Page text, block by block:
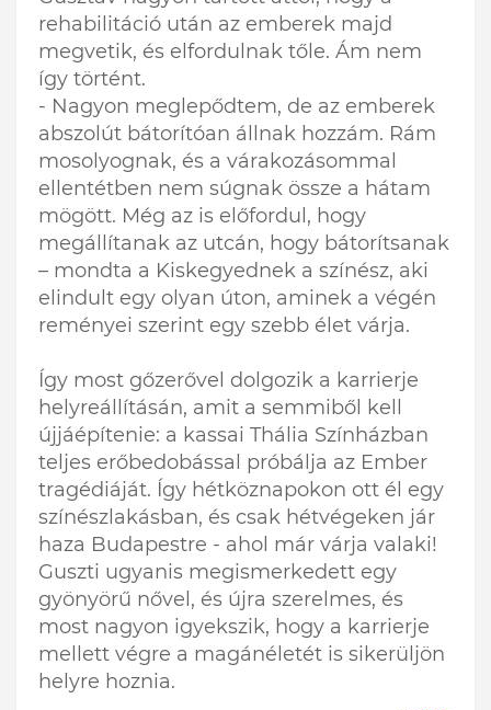
rehabilitáció után az emberek majd
megvetik, és elfordulnak tőle. Ám nem
így történt.
- Nagyon meglepődtem, de az emberek
abszolút bátorítóan állnak hozzám. Rám
mosolyognak, és a várakozásommal
ellentétben nem súgnak össze a hátam
mögött. Még az is előfordul, hogy
megállítanak az utcán, hogy bátorítsanak
– mondta a Kiskegyednek a színész, aki
elindult egy olyan úton, aminek a végén
reményei szerint egy szebb élet várja.
Így most gőzerővel dolgozik a karrierje
helyreállításán, amit a semmiből kell
újjáépítenie: a kassai Thália Színházban
teljes erőbedobással próbálja az Ember
tragédiáját. Így hétköznapokon ott él egy
színészlakásban, és csak hétvégeken jár
haza Budapestre - ahol már várja valaki!
Guszti ugyanis megismerkedett egy
gyönyörű nővel, és újra szerelmes, és
most nagyon igyekszik, hogy a karrierje
mellett végre a magánéletét is sikerüljön
helyre hoznia.